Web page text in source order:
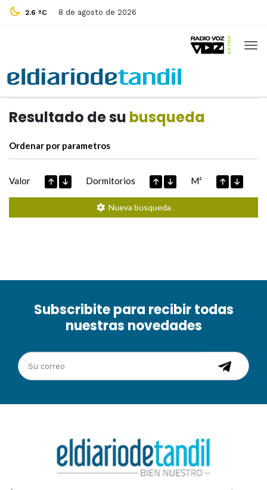
2.6 ºC 8 de agosto de 2026
Resultado de su busqueda
Ordenar por parametros
Valor Dormitorios M²
Nueva busqueda
Subscribite para recibir todas
nuestras novedades